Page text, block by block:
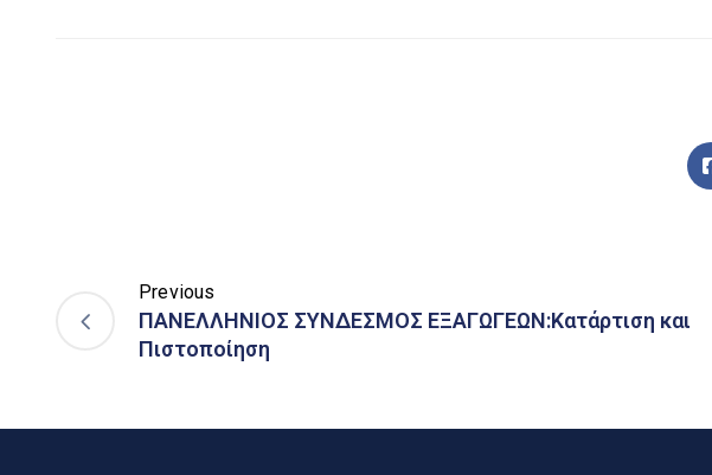
Previous
ΠΑΝΕΛΛΗΝΙΟΣ ΣΥΝΔΕΣΜΟΣ ΕΞΑΓΩΓΕΩΝ:Κατάρτιση και
Πιστοποίηση